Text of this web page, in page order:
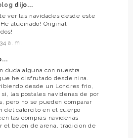
dijo...
ver las navidades desde este
alucinado! Original,
a. m.
duda alguna con nuestra
he disfrutado desde nina.
desde un Londres frio,
las postales navidenas de por
pero no se pueden comparar
del calorcito en el cuerpo
las compras navidenas
el belen de arena, tradicion de